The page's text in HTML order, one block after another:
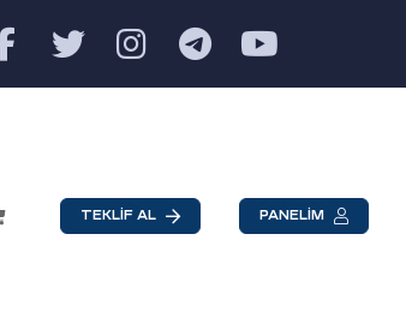
TEKLİF AL PANELİM